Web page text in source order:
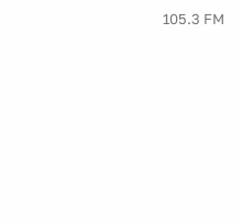
105.3 FM